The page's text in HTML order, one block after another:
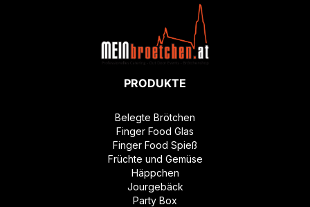
PRODUKTE
Belegte Brötchen
Finger Food Glas
Finger Food Spieß
Früchte und Gemüse
Häppchen
Jourgebäck
Party Box